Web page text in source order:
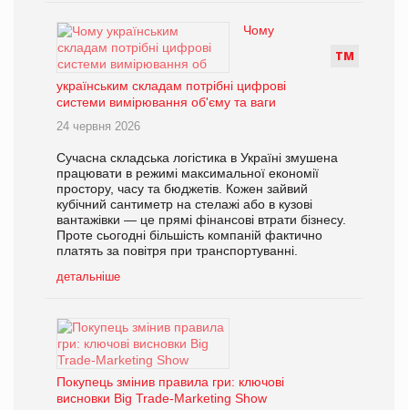
ТМ
Чому
українським складам потрібні цифрові
системи вимірювання об'єму та ваги
24 червня 2026
Сучасна складська логістика в Україні змушена
працювати в режимі максимальної економії
простору, часу та бюджетів. Кожен зайвий
кубічний сантиметр на стелажі або в кузові
вантажівки — це прямі фінансові втрати бізнесу.
Проте сьогодні більшість компаній фактично
платять за повітря при транспортуванні.
детальніше
Покупець змінив правила гри: ключові
висновки Big Trade-Marketing Show